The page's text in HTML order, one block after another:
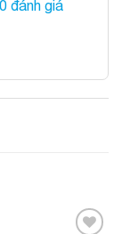
0 đánh giá